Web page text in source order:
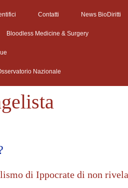
Contatti News BioDiritti
Bloodless Medicine & Surgery
Nazionale
di Ippocrate di non